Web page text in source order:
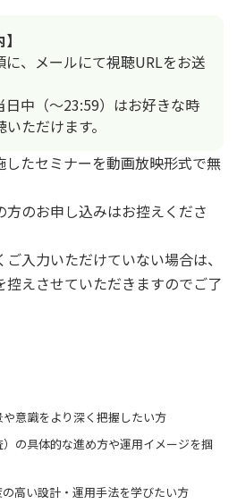
、メールにて視聴URLをお送
日中（〜23:59）はお好きな時
ただけます。
たセミナーを動画放映形式で無
のお申し込みはお控えくださ
入力いただけていない場合は、
えさせていただきますのでご了
意識をより深く把握したい方
の具体的な進め方や運用イメージを掴
高い設計・運用手法を学びたい方